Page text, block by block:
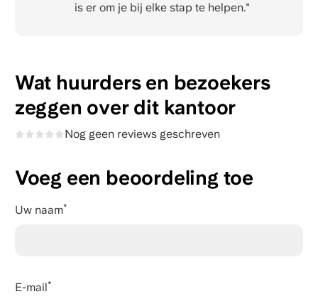
is er om je bij elke stap te helpen."
Wat huurders en bezoekers
zeggen over dit kantoor
Nog geen reviews geschreven
Voeg een beoordeling toe
Uw naam
E-mail